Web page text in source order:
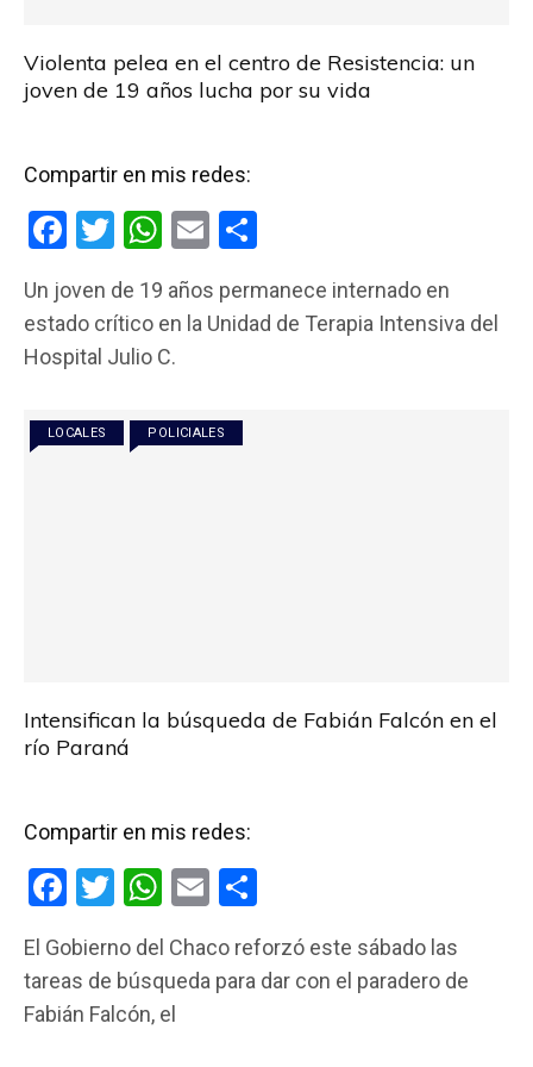
Violenta pelea en el centro de Resistencia: un
joven de 19 años lucha por su vida
Compartir en mis redes:
F
ce
b
o
k
T
tt
er
W
at
s
p
p
E
ail m
p
Un joven de 19 años permanece internado en
estado crítico en la Unidad de Terapia Intensiva del
Hospital Julio C.
LOCALES POLICIALES
Intensifican la búsqueda de Fabián Falcón en el
río Paraná
Compartir en mis redes:
F
ce
b
T
tt
er
W
at
s
E
ail m
p
El Gobierno del Chaco reforzó este sábado las
tareas de búsqueda para dar con el paradero de
Fabián Falcón, el